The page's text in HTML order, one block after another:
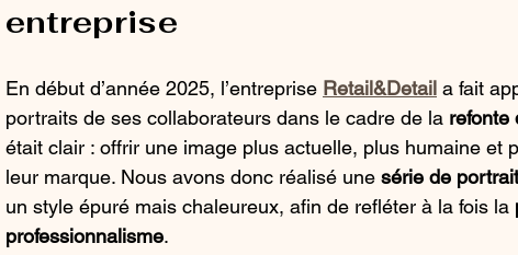
entreprise
En début d’année 2025, l’entreprise Retail&Detail a fait
portraits de ses collaborateurs dans le cadre de la refonte
était clair : offrir une image plus actuelle, plus humaine et
leur marque. Nous avons donc réalisé une série de
un style épuré mais chaleureux, afin de refléter à la fois la
professionnalisme.